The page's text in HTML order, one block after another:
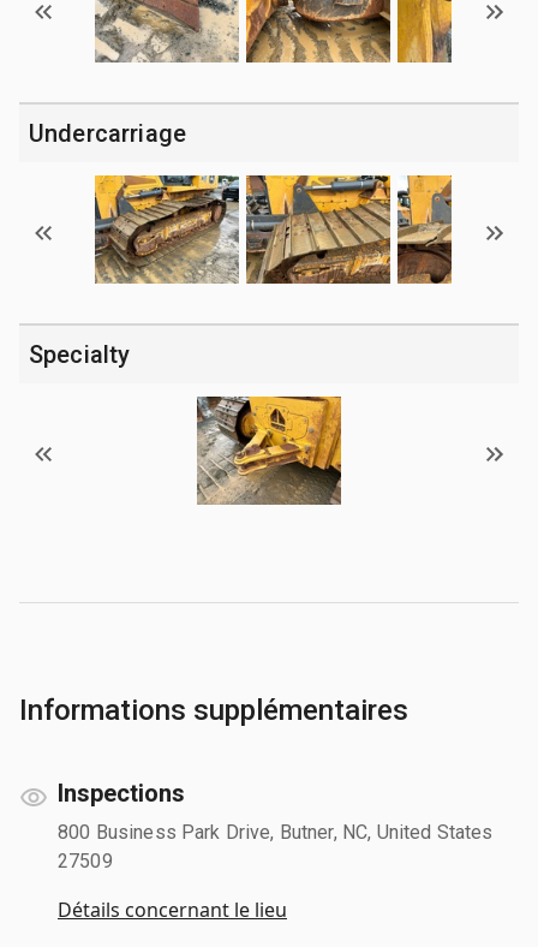
Undercarriage
Specialty
Informations supplémentaires
Inspections
800 Business Park Drive, Butner, NC, United States
27509
Détails concernant le lieu